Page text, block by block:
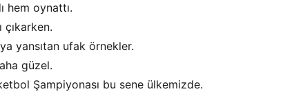
hem oynattı.
çıkarken.
yansıtan ufak örnekler.
güzel.
Şampiyonası bu sene ülkemizde.